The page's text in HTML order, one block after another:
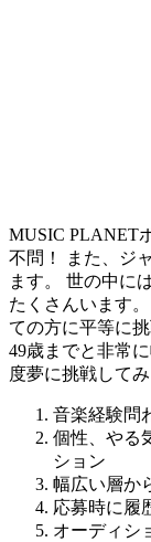
MUSIC PLANET
不問！ また、ジ
ます。 世の中に
たくさんいます。
ての方に平等に
49歳までと非常
度夢に挑戦してみ
音楽経験問
個性、やる
ション
幅広い層か
応募時に履
オーディシ